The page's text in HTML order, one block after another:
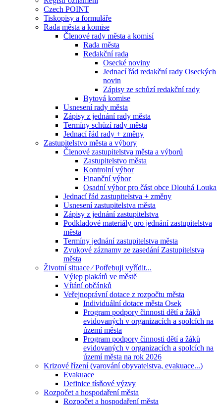
Czech POINT
Tiskopisy a formuláře
Rada města a komise
Členové rady města a komisí
Rada města
Redakční rada
Osecké noviny
Jednací řád redakční rady Oseckých
novin
Zápisy ze schůzí redakční rady
Bytová komise
Usnesení rady města
Zápisy z jednání rady města
Termíny schůzí rady města
Jednací řád rady + změny
Zastupitelstvo města a výbory
Členové zastupitelstva města a výborů
Zastupitelstvo města
Kontrolní výbor
Finanční výbor
Osadní výbor pro část obce Dlouhá Louka
Jednací řád zastupitelstva + změny
Usnesení zastupitelstva města
Zápisy z jednání zastupitelstva
Podkladové materiály pro jednání zastupitelstva
města
Termíny jednání zastupitelstva města
Zvukové záznamy ze zasedání Zastupitelstva
města
Životní situace ⁄ Potřebuji vyřídit...
Výlep plakátů ve městě
Vítání občánků
Veřejnoprávní dotace z rozpočtu města
Individuální dotace města Osek
Program podpory činnosti dětí a žáků
evidovaných v organizacích a spolcích na
území města
Program podpory činnosti dětí a žáků
evidovaných v organizacích a spolcích na
území města na rok 2026
Krizové řízení (varování obyvatelstva, evakuace...)
Evakuace
Definice tísňové výzvy
Rozpočet a hospodaření města
Rozpočet a hospodaření města